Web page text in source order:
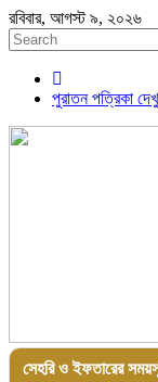
রবিবার, আগস্ট ৯, ২০২৬
পুরাতন পত্রিকা
সেহরি ও ইফতারের